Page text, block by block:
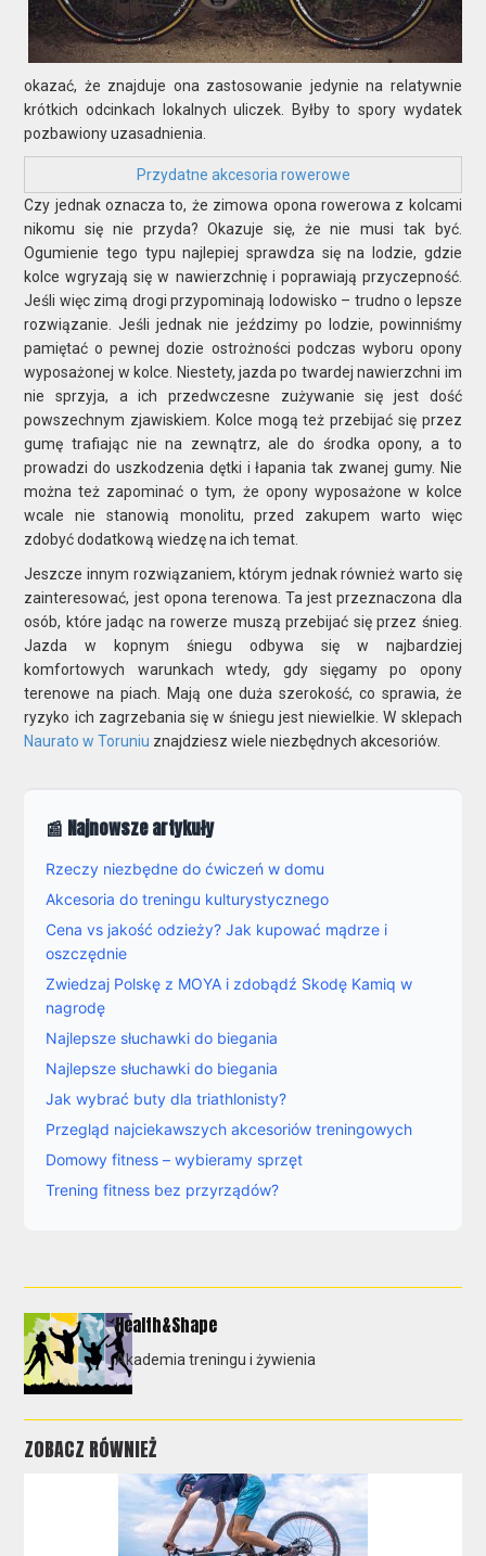
okazać, że znajduje ona zastosowanie jedynie na relatywnie
krótkich odcinkach lokalnych uliczek. Byłby to spory wydatek
pozbawiony uzasadnienia.
Przydatne akcesoria rowerowe
Czy jednak oznacza to, że zimowa opona rowerowa z kolcami
nikomu się nie przyda? Okazuje się, że nie musi tak być.
Ogumienie tego typu najlepiej sprawdza się na lodzie, gdzie
kolce wgryzają się w nawierzchnię i poprawiają przyczepność.
Jeśli więc zimą drogi przypominają lodowisko – trudno o lepsze
rozwiązanie. Jeśli jednak nie jeździmy po lodzie, powinniśmy
pamiętać o pewnej dozie ostrożności podczas wyboru opony
wyposażonej w kolce. Niestety, jazda po twardej nawierzchni im
nie sprzyja, a ich przedwczesne zużywanie się jest dość
powszechnym zjawiskiem. Kolce mogą też przebijać się przez
gumę trafiając nie na zewnątrz, ale do środka opony, a to
prowadzi do uszkodzenia dętki i łapania tak zwanej gumy. Nie
można też zapominać o tym, że opony wyposażone w kolce
wcale nie stanowią monolitu, przed zakupem warto więc
zdobyć dodatkową wiedzę na ich temat.
Jeszcze innym rozwiązaniem, którym jednak również warto się
zainteresować, jest opona terenowa. Ta jest przeznaczona dla
osób, które jadąc na rowerze muszą przebijać się przez śnieg.
Jazda w kopnym śniegu odbywa się w najbardziej
komfortowych warunkach wtedy, gdy sięgamy po opony
terenowe na piach. Mają one duża szerokość, co sprawia, że
ryzyko ich zagrzebania się w śniegu jest niewielkie. W sklepach
Naurato w Toruniu znajdziesz wiele niezbędnych akcesoriów.
📰 Najnowsze artykuły
Rzeczy niezbędne do ćwiczeń w domu
Akcesoria do treningu kulturystycznego
Cena vs jakość odzieży? Jak kupować mądrze i
oszczędnie
Zwiedzaj Polskę z MOYA i zdobądź Skodę Kamiq w
nagrodę
Najlepsze słuchawki do biegania
Najlepsze słuchawki do biegania
Jak wybrać buty dla triathlonisty?
Przegląd najciekawszych akcesoriów treningowych
Domowy fitness – wybieramy sprzęt
Trening fitness bez przyrządów?
Health&Shape
Akademia treningu i żywienia
ZOBACZ RÓWNIEŻ